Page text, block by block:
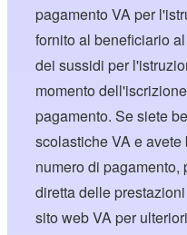
pagamento VA per
fornito al beneficiario
dei sussidi per
momento
pagamento. Se siete
scolastiche VA e
numero di pagamento,
diretta delle
sito web VA per